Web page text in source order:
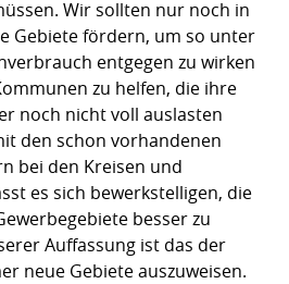
Wir sollten nur noch in
Gebiete fördern, um so unter
entgegen zu wirken
zu helfen, die ihre
noch nicht voll auslasten
den schon vorhandenen
bei den Kreisen und
es sich bewerkstelligen, die
besser zu
Auffassung ist das der
neue Gebiete auszuweisen.